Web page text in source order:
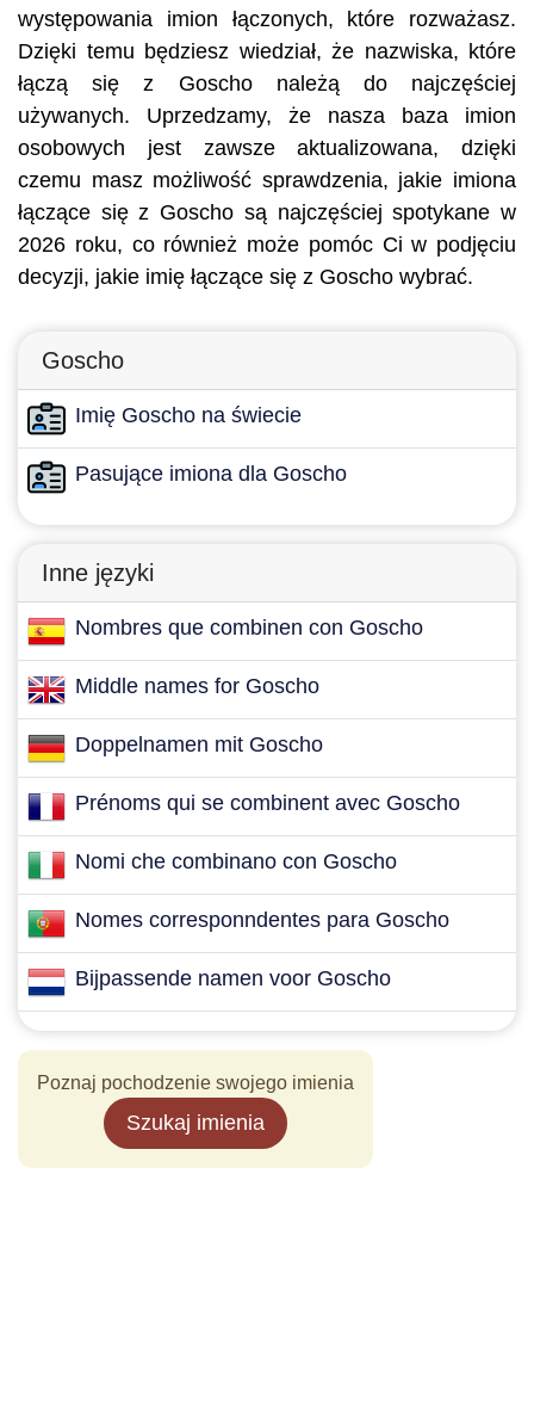
występowania imion łączonych, które rozważasz.
Dzięki temu będziesz wiedział, że nazwiska, które
łączą się z Goscho należą do najczęściej
używanych. Uprzedzamy, że nasza baza imion
osobowych jest zawsze aktualizowana, dzięki
czemu masz możliwość sprawdzenia, jakie imiona
łączące się z Goscho są najczęściej spotykane w
2026 roku, co również może pomóc Ci w podjęciu
decyzji, jakie imię łączące się z Goscho wybrać.
Goscho
Imię Goscho na świecie
Pasujące imiona dla Goscho
Inne języki
Nombres que combinen con Goscho
Middle names for Goscho
Doppelnamen mit Goscho
Prénoms qui se combinent avec Goscho
Nomi che combinano con Goscho
Nomes corresponndentes para Goscho
Bijpassende namen voor Goscho
Poznaj pochodzenie swojego imienia
Szukaj imienia